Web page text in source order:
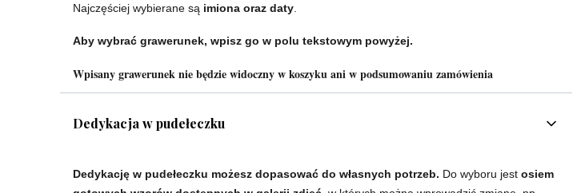
Najczęściej wybierane są imiona oraz daty
Aby wybrać grawerunek, wpisz go w polu tekstowym powyżej.
Wpisany grawerunek nie będzie widoczny w koszyku ani w podsumowaniu zamówienia
Dedykacja w pudełeczku
Dedykację w pudełeczku możesz dopasować do własnych potrzeb. Do wyboru jest osiem